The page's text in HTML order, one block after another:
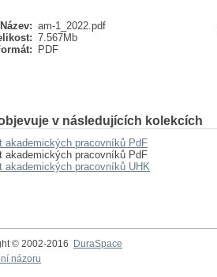
Název: am-1_2022.pdf
7.567Mb
PDF
v následujících kolekcích
akademických pracovníků PdF
akademických pracovníků PdF
akademických pracovníků UHK
© 2002-2016 DuraSpace
názoru